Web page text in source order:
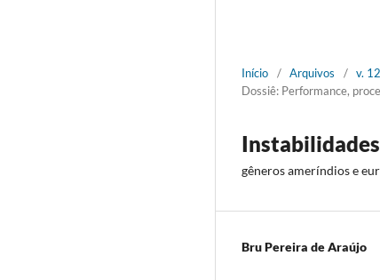
Início / Arquivos / v.
Dossiê: Performance,
gêneros ameríndios e
Bru Pereira de Araújo